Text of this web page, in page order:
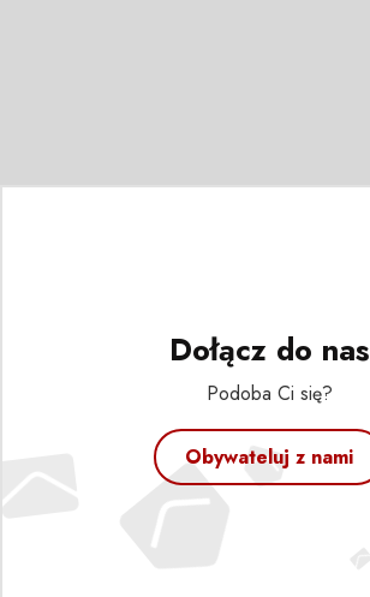
Dołącz do nas
Podoba Ci się?
Obywateluj z nami